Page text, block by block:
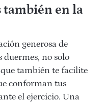
también en la
generosa de
no solo
también te facilite
conforman tus
el ejercicio. Una